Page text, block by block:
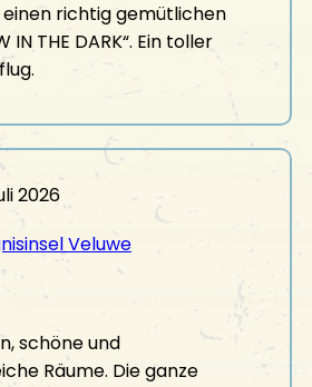
richtig gemütlichen
IN THE DARK“. Ein toller
2026
Veluwe
schöne und
Räume. Die ganze